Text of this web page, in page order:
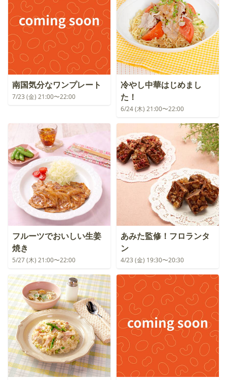
南国気分なワンプレート
7/23 (金) 21:00〜22:00
冷やし中華はじめまし
た！
6/24 (木) 21:00〜22:00
フルーツでおいしい生姜
焼き
5/27 (木) 21:00〜22:00
あみた監修！フロランタ
ン
4/23 (金) 19:30〜20:30